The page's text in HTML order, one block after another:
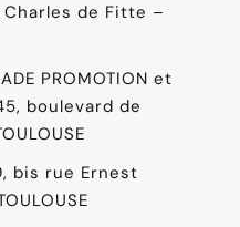
Charles de Fitte –
PROMOTION et
boulevard de
bis rue Ernest